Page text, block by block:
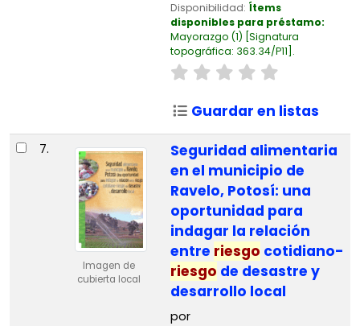
Disponibilidad: Ítems
disponibles para préstamo:
Mayorazgo (1) Signatura
topográfica: 363.34/P11 .
Guardar en listas
7.
Imagen de
cubierta local
Seguridad alimentaria
en el municipio de
Ravelo, Potosí: una
oportunidad para
indagar la relación
entre riesgo cotidiano-
riesgo de desastre y
desarrollo local
por